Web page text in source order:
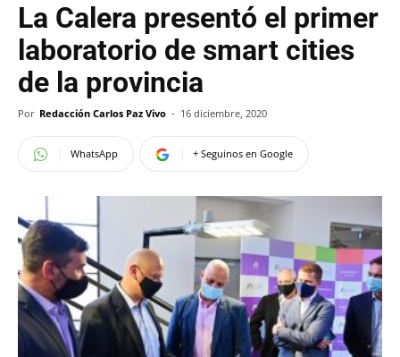
La Calera presentó el primer
laboratorio de smart cities
de la provincia
Por Redacción Carlos Paz Vivo - 16 diciembre, 2020
WhatsApp + Seguinos en Google